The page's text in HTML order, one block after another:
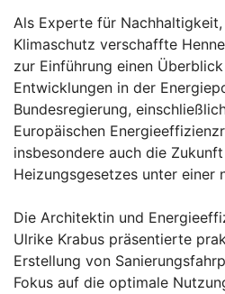
Als Experte für Nachhaltigkeit,
Klimaschutz verschaffte
zur Einführung einen
Entwicklungen in der
Bundesregierung,
Europäischen
insbesondere auch die
Heizungsgesetzes unter einer
Die Architektin und
Ulrike Krabus präsentierte
Erstellung von
Fokus auf die optimale